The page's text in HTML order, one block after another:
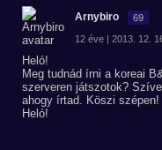
Arnybiro 69
12 éve | 2013. 12.
Heló!
Meg tudnád írni a koreai
szerveren játszotok?
ahogy írtad. Köszi szépen!
Heló!